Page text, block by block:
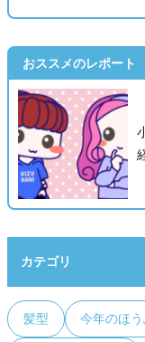
おススメのレポート
カテゴリ
髪型 今年のほう